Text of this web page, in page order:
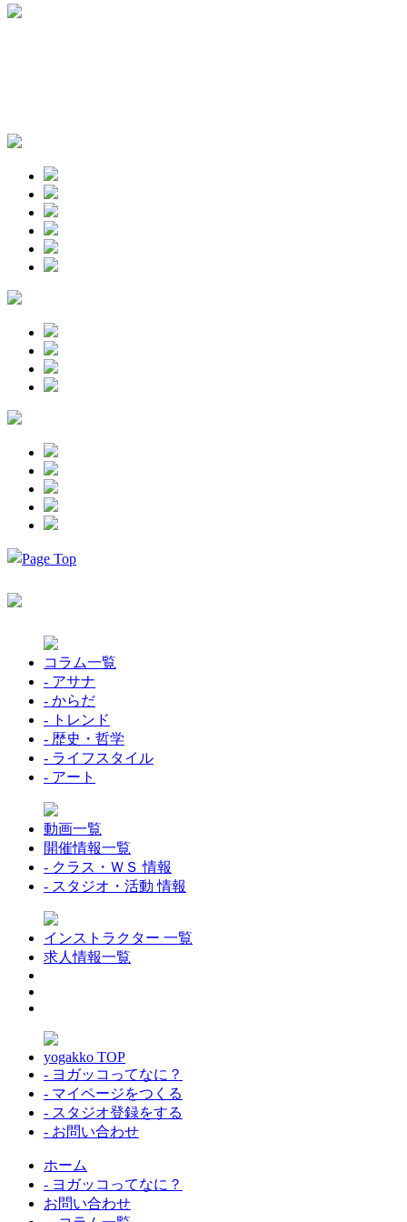
コラム一覧
- アサナ
- からだ
- トレンド
- 歴史・哲学
- ライフスタイル
- アート
動画一覧
開催情報一覧
- クラス・ＷＳ 情報
- スタジオ・活動 情報
インストラクター 一覧
求人情報一覧
yogakko TOP
- ヨガッコってなに？
- マイページをつくる
- スタジオ登録をする
- お問い合わせ
ホーム
- ヨガッコってなに？
お問い合わせ